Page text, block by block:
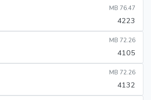
76.47 MB
4223
72.26 MB
4105
72.26 MB
4132